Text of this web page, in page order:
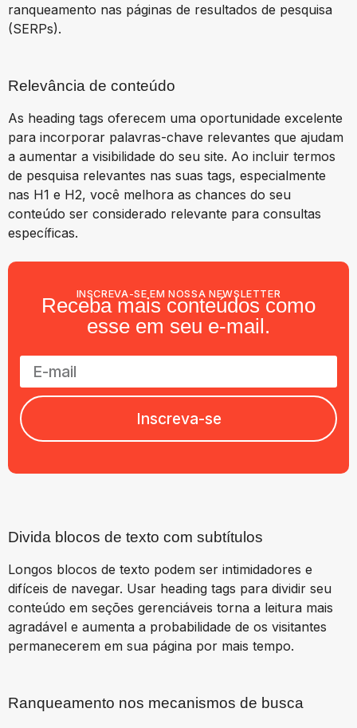
ranqueamento nas páginas de resultados de pesquisa
(SERPs).
Relevância de conteúdo
As heading tags oferecem uma oportunidade excelente
para incorporar palavras-chave relevantes que ajudam
a aumentar a visibilidade do seu site. Ao incluir termos
de pesquisa relevantes nas suas tags, especialmente
nas H1 e H2, você melhora as chances do seu
conteúdo ser considerado relevante para consultas
específicas.
INSCREVA-SE EM NOSSA NEWSLETTER
Receba mais conteúdos como
esse em seu e-mail.
Inscreva-se
Divida blocos de texto com subtítulos
Longos blocos de texto podem ser intimidadores e
difíceis de navegar. Usar heading tags para dividir seu
conteúdo em seções gerenciáveis torna a leitura mais
agradável e aumenta a probabilidade de os visitantes
permanecerem em sua página por mais tempo.
Ranqueamento nos mecanismos de busca